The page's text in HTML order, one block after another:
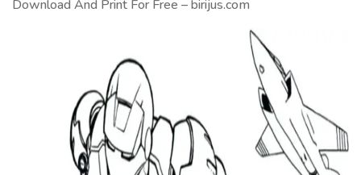
Download And Print For Free – birijus.com